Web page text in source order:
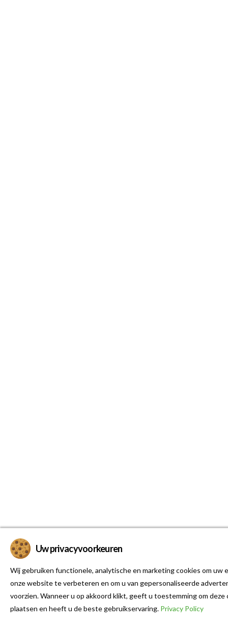
Uw privacyvoorkeuren
Wij gebruiken functionele, analytische en marketing cookies om uw
onze website te verbeteren en om u van gepersonaliseerde
voorzien. Wanneer u op akkoord klikt, geeft u toestemming om deze
plaatsen en heeft u de beste gebruikservaring. Privacy Policy